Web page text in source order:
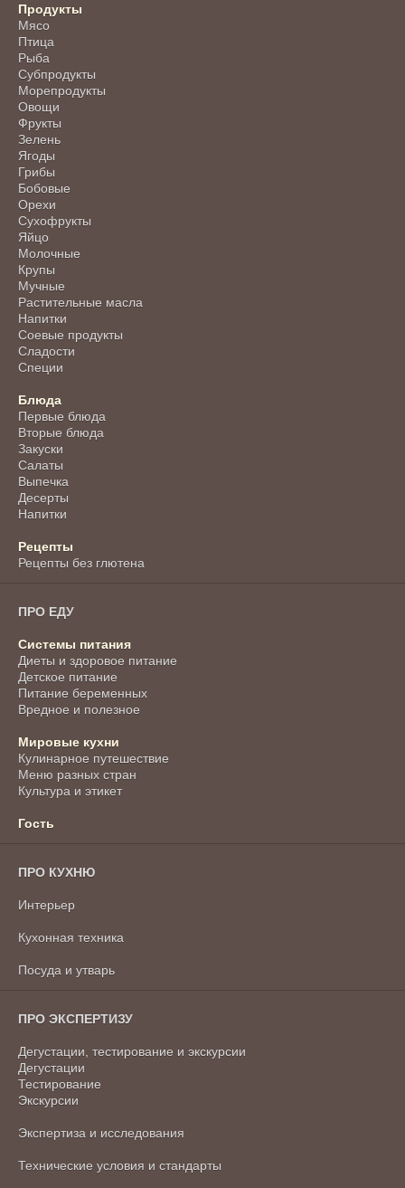
Продукты
Мясо
Птица
Рыба
Субпродукты
Морепродукты
Овощи
Фрукты
Зелень
Ягоды
Грибы
Бобовые
Орехи
Сухофрукты
Яйцо
Молочные
Крупы
Мучные
Растительные масла
Напитки
Соевые продукты
Сладости
Специи
Блюда
Первые блюда
Вторые блюда
Закуски
Салаты
Выпечка
Десерты
Напитки
Рецепты
Рецепты без глютена
ПРО ЕДУ
Системы питания
Диеты и здоровое питание
Детское питание
Питание беременных
Вредное и полезное
Мировые кухни
Кулинарное путешествие
Меню разных стран
Культура и этикет
Гость
ПРО КУХНЮ
Интерьер
Кухонная техника
Посуда и утварь
ПРО ЭКСПЕРТИЗУ
Дегустации, тестирование и экскурсии
Дегустации
Тестирование
Экскурсии
Экспертиза и исследования
Технические условия и стандарты